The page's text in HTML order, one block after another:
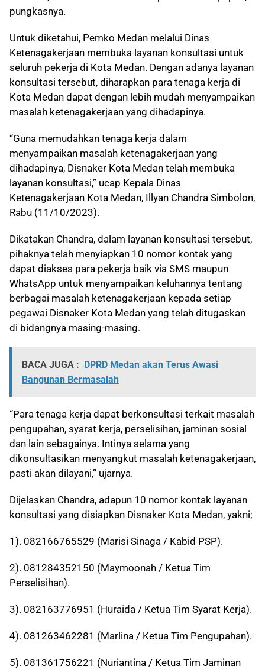
pungkasnya.
Untuk diketahui, Pemko Medan melalui Dinas
Ketenagakerjaan membuka layanan konsultasi untuk
seluruh pekerja di Kota Medan. Dengan adanya layanan
konsultasi tersebut, diharapkan para tenaga kerja di
Kota Medan dapat dengan lebih mudah menyampaikan
masalah ketenagakerjaan yang dihadapinya.
“Guna memudahkan tenaga kerja dalam
menyampaikan masalah ketenagakerjaan yang
dihadapinya, Disnaker Kota Medan telah membuka
layanan konsultasi,” ucap Kepala Dinas
Ketenagakerjaan Kota Medan, Illyan Chandra Simbolon,
Rabu (11/10/2023).
Dikatakan Chandra, dalam layanan konsultasi tersebut,
pihaknya telah menyiapkan 10 nomor kontak yang
dapat diakses para pekerja baik via SMS maupun
WhatsApp untuk menyampaikan keluhannya tentang
berbagai masalah ketenagakerjaan kepada setiap
pegawai Disnaker Kota Medan yang telah ditugaskan
di bidangnya masing-masing.
BACA JUGA : DPRD Medan akan Terus Awasi
Bangunan Bermasalah
“Para tenaga kerja dapat berkonsultasi terkait masalah
pengupahan, syarat kerja, perselisihan, jaminan sosial
dan lain sebagainya. Intinya selama yang
dikonsultasikan menyangkut masalah ketenagakerjaan,
pasti akan dilayani,” ujarnya.
Dijelaskan Chandra, adapun 10 nomor kontak layanan
konsultasi yang disiapkan Disnaker Kota Medan, yakni;
1). 082166765529 (Marisi Sinaga / Kabid PSP).
2). 081284352150 (Maymoonah / Ketua Tim
Perselisihan).
3). 082163776951 (Huraida / Ketua Tim Syarat Kerja).
4). 081263462281 (Marlina / Ketua Tim Pengupahan).
5). 081361756221 (Nuriantina / Ketua Tim Jaminan